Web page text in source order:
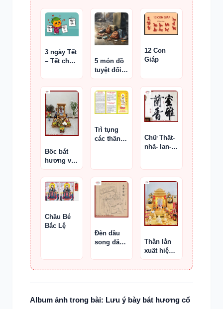
3 ngày Tết
– Tết cha,
Tết thầy
5 món đồ
tuyệt đối
không nên
mua khi đi
du lịch
12 Con
Giáp
Bốc bát
hương và
trang trí
Ban thờ
Thần Tài
Trì tụng
các thần
Chữ Thất-
nhã- lan-
Chầu Bé
Bắc Lệ
Đèn dầu
song đăng
gương thờ
Thằn lằn
xuất hiện
trên bàn
thờ Thần
Album ảnh trong bài: Lưu ý bày bát hương cổ